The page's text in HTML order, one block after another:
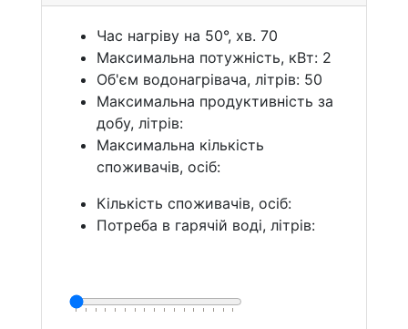
Час нагріву на 50°, хв. 70
Максимальна потужність, кВт: 2
Об'єм водонагрівача, літрів: 50
Максимальна продуктивність за
добу, літрів:
Максимальна кількість
споживачів, осіб:
Кількість споживачів, осіб:
Потреба в гарячій воді, літрів: